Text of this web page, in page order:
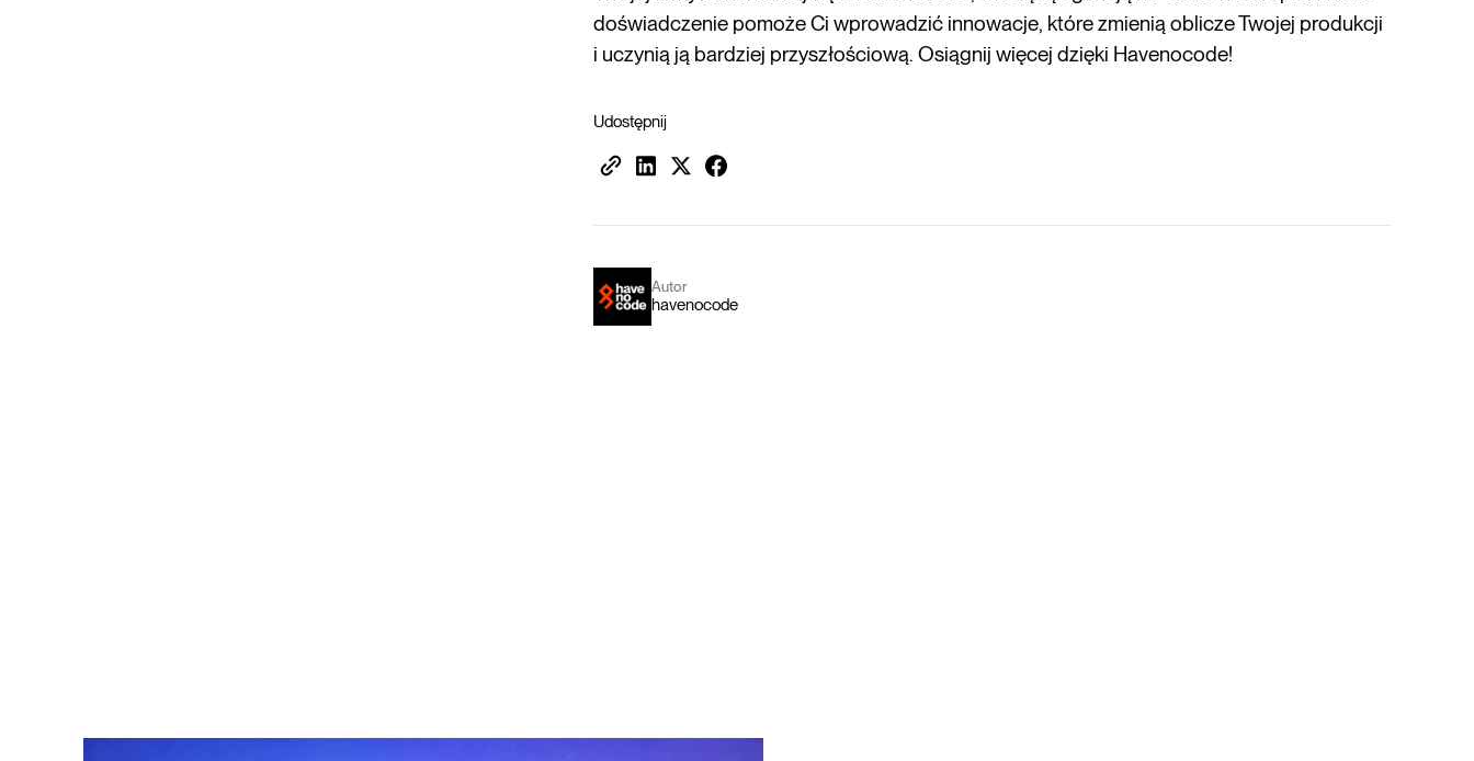
doświadczenie pomoże Ci wprowadzić innowacje, które zmienią oblicze Twojej produkcji
i uczynią ją bardziej przyszłościową. Osiągnij więcej dzięki Havenocode!
Udostępnij
Autor
havenocode